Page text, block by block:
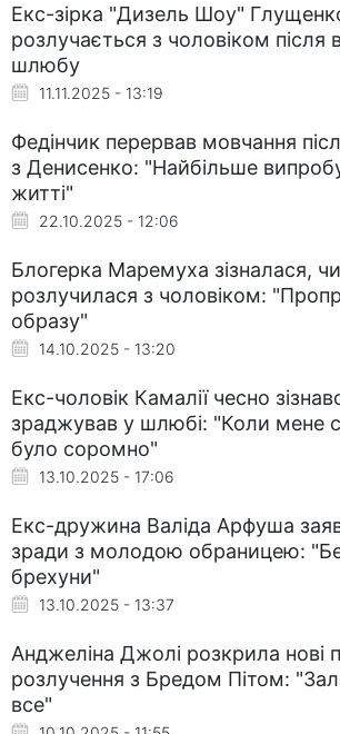
Екс-зірка "Дизель Шоу"
розлучається з чоловіком після
шлюбу
11.11.2025 - 13:19
Федінчик перервав мовчання
з Денисенко: "Найбільше
житті"
22.10.2025 - 12:06
Блогерка Маремуха зізналася,
розлучилася з чоловіком:
образу"
14.10.2025 - 13:20
Екс-чоловік Камалії чесно
зраджував у шлюбі: "Коли мене
було соромно"
13.10.2025 - 17:06
Екс-дружина Валіда Арфуша
зради з молодою обраницею:
брехуни"
13.10.2025 - 13:37
Анджеліна Джолі розкрила нові
розлучення з Бредом Пітом:
все"